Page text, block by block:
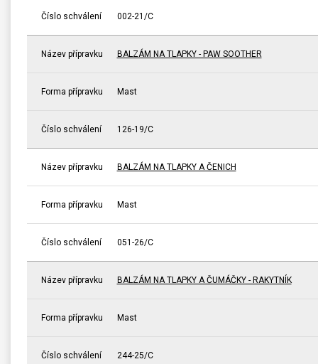
Číslo schválení 002-21/C
Název přípravku BALZÁM NA TLAPKY - PAW SOOTHER
Forma přípravku Mast
Číslo schválení 126-19/C
Název přípravku BALZÁM NA TLAPKY A ČENICH
Forma přípravku Mast
Číslo schválení 051-26/C
Název přípravku BALZÁM NA TLAPKY A ČUMÁČKY - RAKYTNÍK
Forma přípravku Mast
Číslo schválení 244-25/C